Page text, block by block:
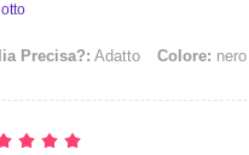
Precisa?: Adatto Colore: nero